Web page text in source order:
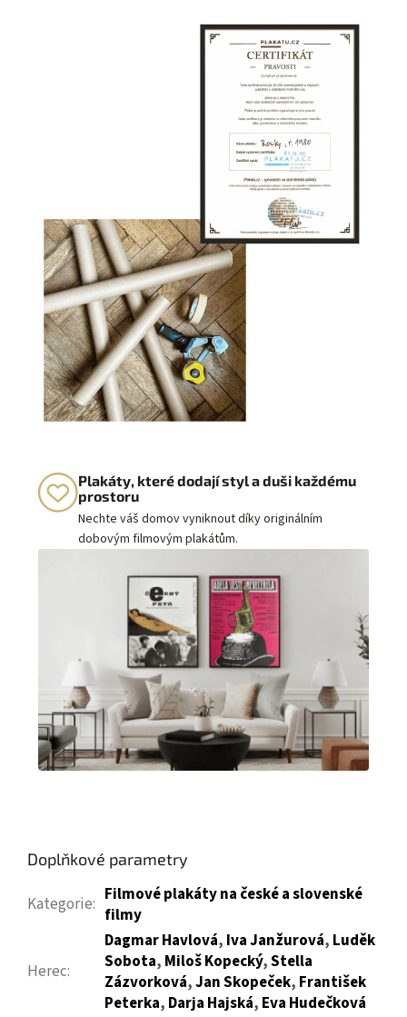
Plakáty, které dodají styl a duši každému
prostoru
Nechte váš domov vyniknout díky originálním
dobovým filmovým plakátům.
Doplňkové parametry
Kategorie: Filmové plakáty na české a slovenské
filmy
Herec:
Dagmar Havlová, Iva Janžurová, Luděk
Sobota, Miloš Kopecký,Stella
Zázvorková,Jan Skopeček, František
Peterka, Darja Hajská, Eva Hudečková